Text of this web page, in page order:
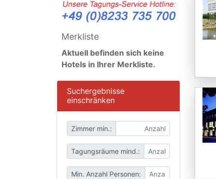
Merkliste
Aktuell befinden sich keine
Hotels in Ihrer Merkliste.
Suchergebnisse
einschränken
Zimmer min.:
Tagungsräume mind.:
Min. Anzahl Personen: